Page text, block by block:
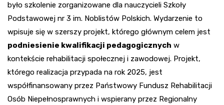
było szkolenie zorganizowane dla nauczycieli Szkoły
Podstawowej nr 3 im. Noblistów Polskich. Wydarzenie to
wpisuje się w szerszy projekt, którego głównym celem jest
podniesienie kwalifikacji pedagogicznych w
kontekście rehabilitacji społecznej i zawodowej. Projekt,
którego realizacja przypada na rok 2025, jest
współfinansowany przez Państwowy Fundusz Rehabilitacji
Osób Niepełnosprawnych i wspierany przez Regionalny